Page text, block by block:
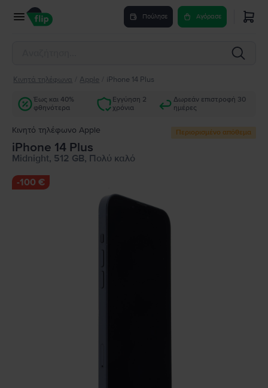
Πούλησε Αγόρασε
Κινητά τηλέφωνα Apple iPhone 14 Plus
Έως και 40%
φθηνότερα
Εγγύηση 2
χρόνια
Δωρεάν επιστροφή 30
ημέρες
Κινητό τηλέφωνο Apple Περιορισμένο απόθεμα
iPhone 14 Plus
Midnight, 512 GB, Πολύ καλό
-100 €